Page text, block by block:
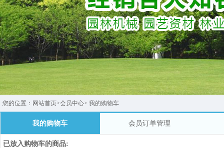
您的位置： 网站首页>会员中心> 我的购物车
我的购物车 会员订单管理
已放入购物车的商品: